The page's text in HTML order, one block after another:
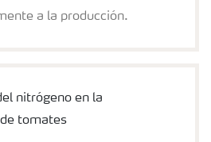
a la producción.